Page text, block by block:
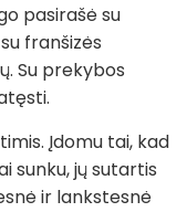
pasirašė su
franšizės
Su prekybos
Įdomu tai, kad
sunku, jų sutartis
ir lankstesnė